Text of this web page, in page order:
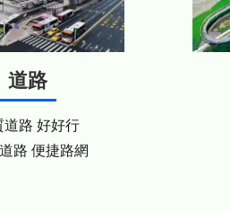
道路
道路 好好行
路 便捷路網